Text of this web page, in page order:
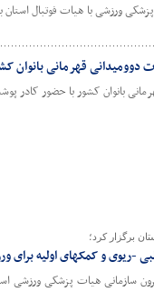
ورزشی با هیات فوتبال
قهرمانی بانوان
بانوان کشور با حضور کادر
برگزار کرد؛
-ریوی و کمکهای اولیه برای
سازمانی هیات پزشکی ورزشی